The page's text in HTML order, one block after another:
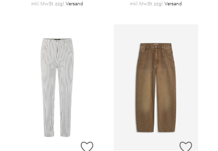
inkl. MwSt. zzgl. Versand inkl. MwSt. zzgl. Versand
ZUR WUNSCHLISTE HINZUFÜGEN
ZUR